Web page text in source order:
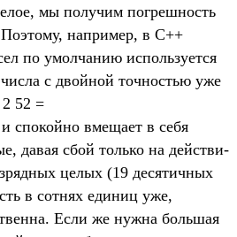
мы получим пог­решность
нап­ример, в C++
по умол­чанию исполь­зует­ся
с двой­ной точ­ностью уже
52 =
спо­кой­но вме­щает в себя
давая сбой толь­ко на дей­стви­
целых (19 десятич­ных
в сот­нях еди­ниц уже,
Если же нуж­на боль­шая